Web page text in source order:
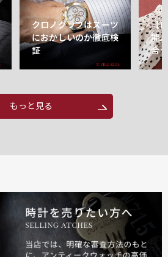
クロノグラフはスーツ
におかしいのか徹底検
証
【
能
合
もっと見る